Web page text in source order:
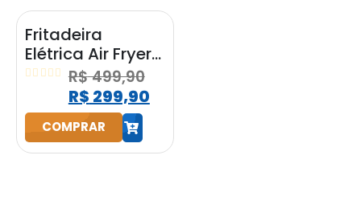
h
Fritadeira
Elétrica Air Fryer
Start Fry 3,5L
1400W Elgin
Preta
out of 5
R$499,90
R$ 299,90
COMPRAR